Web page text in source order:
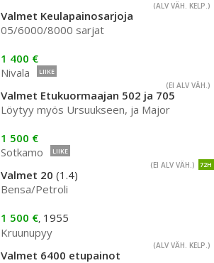
(ALV VÄH. KELP.)
Valmet Keulapainosarjoja
05/6000/8000 sarjat
1 400 €
Nivala
LIIKE
(EI ALV VÄH.)
Valmet Etukuormaajan 502 ja 705
Löytyy myös Ursuukseen, ja Major
1 500 €
Sotkamo
LIIKE
72H
(EI ALV VÄH.)
Valmet 20 (1.4)
Bensa/Petroli
1 500 €, 1955
Kruunupyy
(ALV VÄH. KELP.)
Valmet 6400 etupainot